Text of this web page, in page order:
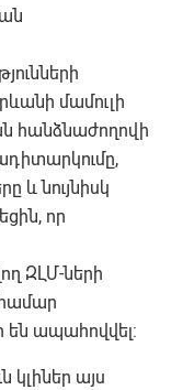
մամուլի
հանձնաժողովի
և նույնիսկ
որ
ԶԼՄ-ների
են ապահովվել:
կլիներ այս